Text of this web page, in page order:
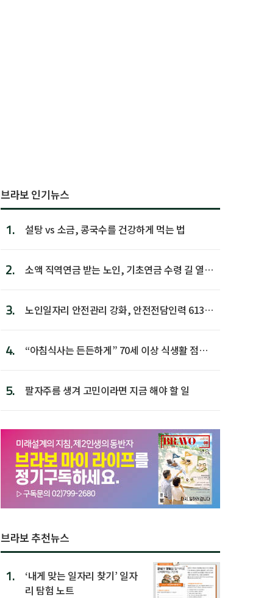
브라보 인기뉴스
1. 설탕 vs 소금, 콩국수를 건강하게 먹는 법
2.
소액 직역연금 받는 노인, 기초연금 수령 길 열린
3.
노인일자리 안전관리 강화, 안전전담인력 613명
4.
“아침식사는 든든하게” 70세 이상 식생활 점수
5. 팔자주름 생겨 고민이라면 지금 해야 할 일
브라보 추천뉴스
1.
‘내게 맞는 일자리 찾기’ 일자
리 탐험 노트